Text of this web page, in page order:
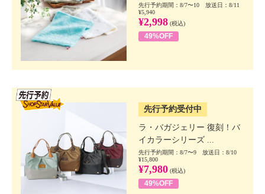
先行予約期間：8/7〜10 放送日：8/11
¥5,940
¥2,998 (税込)
49%OFF
先行予約受付中
ラ・バガジェリー 復刻！バ
イカラーシリーズ ...
先行予約期間：8/7〜9 放送日：8/10
¥15,800
¥7,980 (税込)
49%OFF